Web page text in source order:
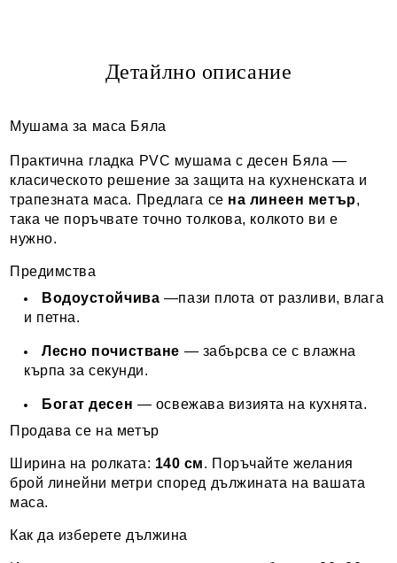
Детайлно описание
Мушама за маса Бяла
Практична гладка PVC мушама с десен Бяла —
класическото решение за защита на кухненската и
трапезната маса. Предлага се на линеен метър,
така че поръчвате точно толкова, колкото ви е
нужно.
Предимства
Водоустойчива —пази плота от разливи, влага
и петна.
Лесно почистване — забърсва се с влажна
кърпа за секунди.
Богат десен — освежава визията на кухнята.
Продава се на метър
Ширина на ролката: 140 см. Поръчайте желания
брой линейни метри според дължината на вашата
маса.
Как да изберете дължина